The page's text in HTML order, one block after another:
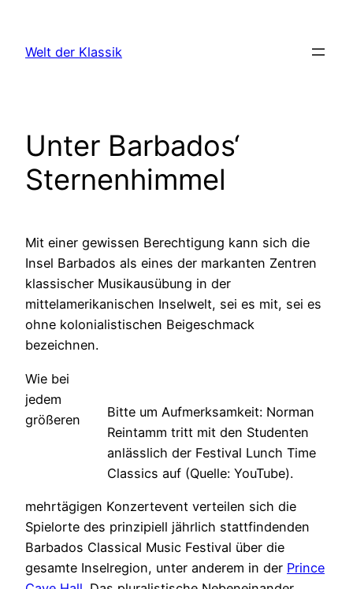
springen
Welt der Klassik
Unter Barbados‘
Sternenhimmel
Mit einer gewissen Berechtigung kann sich die
Insel Barbados als eines der markanten Zentren
klassischer Musikausübung in der
mittelamerikanischen Inselwelt, sei es mit, sei es
ohne kolonialistischen Beigeschmack
bezeichnen.
Bitte um Aufmerksamkeit: Norman
Reintamm tritt mit den Studenten
anlässlich der Festival Lunch Time
Classics auf (Quelle: YouTube).
Wie bei
jedem
größeren
mehrtägigen Konzertevent verteilen sich die
Spielorte des prinzipiell jährlich stattfindenden
Barbados Classical Music Festival über die
gesamte Inselregion, unter anderem in der Prince